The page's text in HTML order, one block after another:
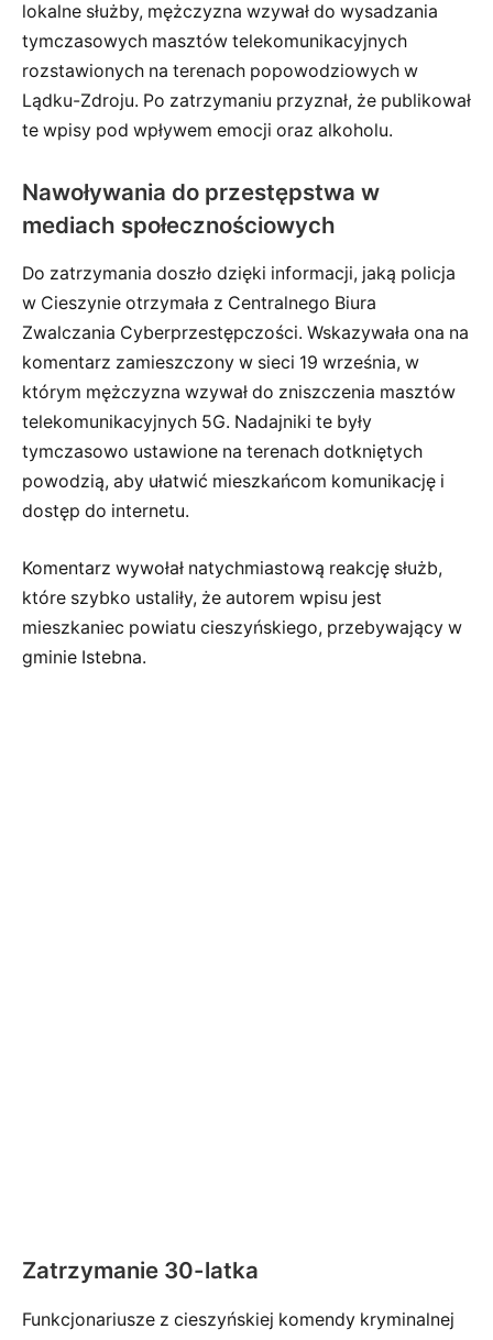
lokalne służby, mężczyzna wzywał do wysadzania
tymczasowych masztów telekomunikacyjnych
rozstawionych na terenach popowodziowych w
Lądku-Zdroju. Po zatrzymaniu przyznał, że publikował
te wpisy pod wpływem emocji oraz alkoholu.
Nawoływania do przestępstwa w
mediach społecznościowych
Do zatrzymania doszło dzięki informacji, jaką policja
w Cieszynie otrzymała z Centralnego Biura
Zwalczania Cyberprzestępczości. Wskazywała ona na
komentarz zamieszczony w sieci 19 września, w
którym mężczyzna wzywał do zniszczenia masztów
telekomunikacyjnych 5G. Nadajniki te były
tymczasowo ustawione na terenach dotkniętych
powodzią, aby ułatwić mieszkańcom komunikację i
dostęp do internetu.
Komentarz wywołał natychmiastową reakcję służb,
które szybko ustaliły, że autorem wpisu jest
mieszkaniec powiatu cieszyńskiego, przebywający w
gminie Istebna.
Zatrzymanie 30-latka
Funkcjonariusze z cieszyńskiej komendy kryminalnej